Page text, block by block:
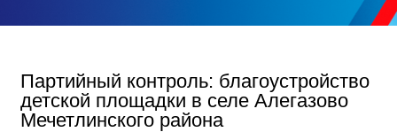
Партийный контроль: благоустройство
детской площадки в селе Алегазово
Мечетлинского района